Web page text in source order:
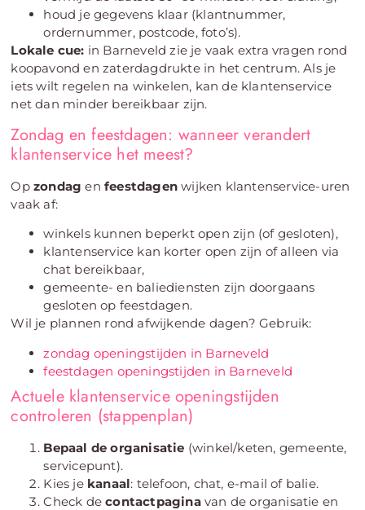
houd je gegevens klaar (klantnummer,
ordernummer, postcode, foto’s).
Lokale cue: in Barneveld zie je vaak extra vragen rond
koopavond en zaterdagdrukte in het centrum. Als je
iets wilt regelen na winkelen, kan de klantenservice
net dan minder bereikbaar zijn.
Zondag en feestdagen: wanneer verandert
klantenservice het meest?
Opzondag enfeestdagen wijken klantenservice-uren
vaak af:
winkels kunnen beperkt open zijn (of gesloten),
klantenservice kan korter open zijn of alleen via
chat bereikbaar,
gemeente- en baliediensten zijn doorgaans
gesloten op feestdagen.
Wil je plannen rond afwijkende dagen? Gebruik:
zondag openingstijden in Barneveld
feestdagen openingstijden in Barneveld
Actuele klantenservice openingstijden
controleren (stappenplan)
Bepaal de organisatie (winkel/keten, gemeente,
servicepunt).
Kies je kanaal: telefoon, chat, e-mail of balie.
Check decontactpaginavan de organisatie en